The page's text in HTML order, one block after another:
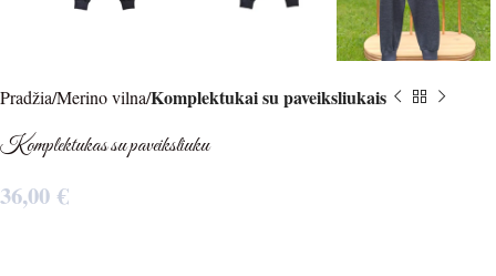
Pradžia Merino vilna Komplektukai su paveiksliukais
Komplektukas su paveiksliuku
36,00€